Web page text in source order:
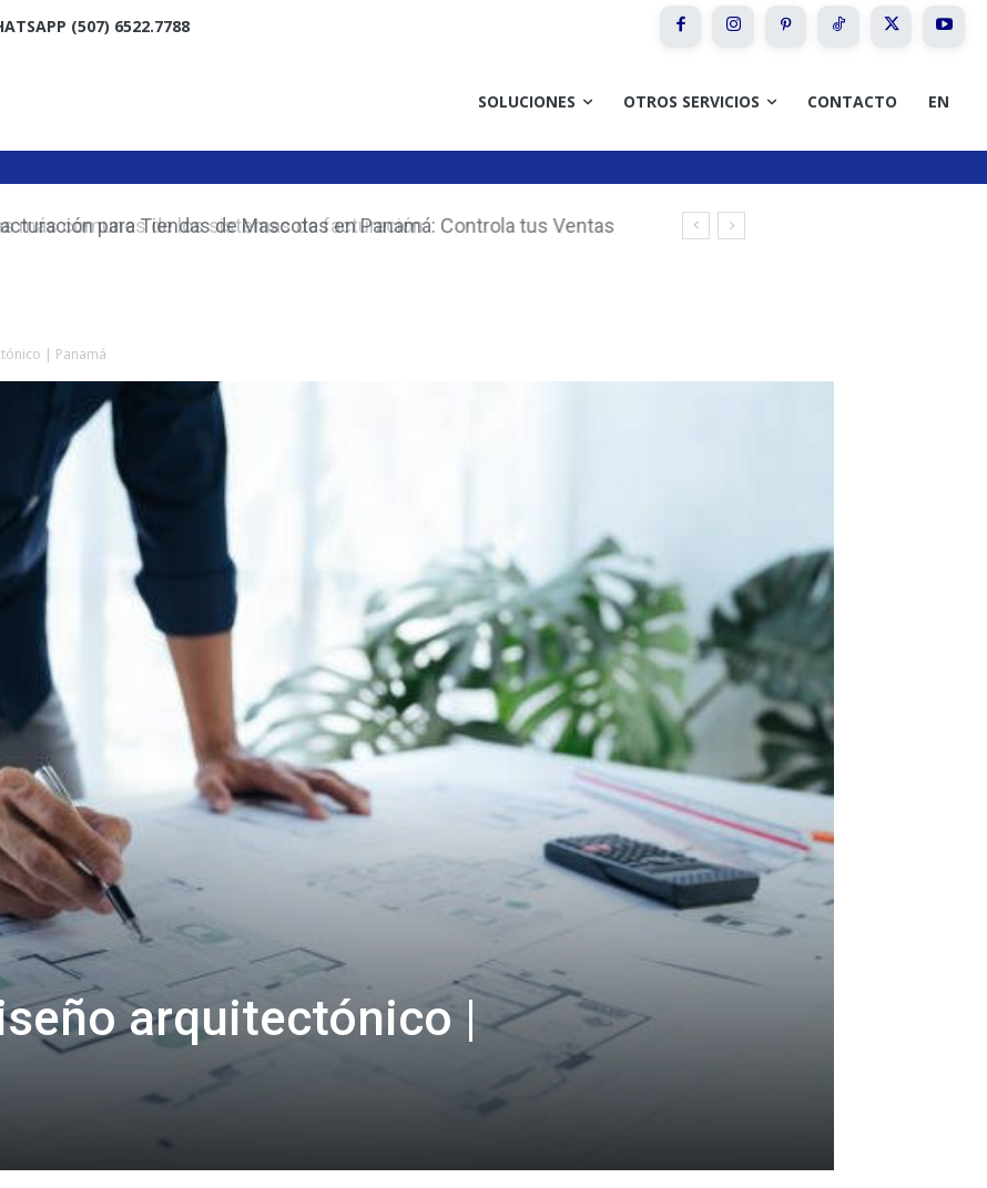
(507) 6522.7788
SOLUCIONES OTROS SERVICIOS CONTACTO EN
para Tiendas de Mascotas en Panamá: Controla tus Ventas
| Panamá
arquitectónico |